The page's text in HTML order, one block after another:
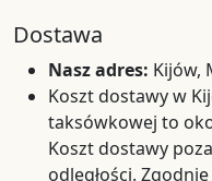
Dostawa
Nasz adres: Kijów,
Koszt dostawy w
taksówkowej to
Koszt dostawy
odległości.